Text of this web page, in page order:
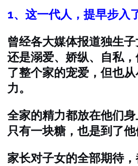
1、 这一代人，提早步入
曾经各大媒体报道独生
还是溺爱、娇纵、自私
了整个家的宠爱，但也
力。
全家的精力都放在他们
只有一块糖，也是到了他
家长对子女的全部期待